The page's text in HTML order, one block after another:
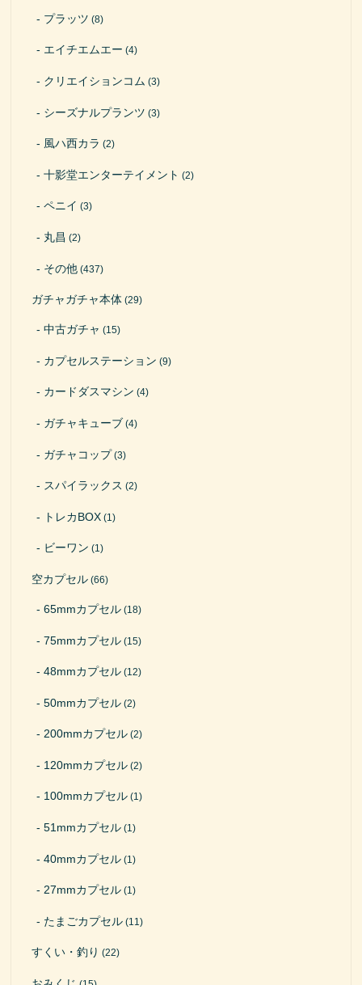
プラッツ (8)
エイチエムエー (4)
クリエイションコム (3)
シーズナルプランツ (3)
風ハ西カラ (2)
十影堂エンターテイメント (2)
ペニイ (3)
丸昌 (2)
その他 (437)
ガチャガチャ本体 (29)
中古ガチャ (15)
カプセルステーション (9)
カードダスマシン (4)
ガチャキューブ (4)
ガチャコップ(3)
スパイラックス (2)
トレカBOX (1)
ビーワン (1)
空カプセル (66)
65mmカプセル (18)
75mmカプセル (15)
48mmカプセル (12)
50mmカプセル (2)
200mmカプセル (2)
120mmカプセル (2)
100mmカプセル (1)
51mmカプセル (1)
40mmカプセル (1)
27mmカプセル (1)
たまごカプセル (11)
すくい・釣り (22)